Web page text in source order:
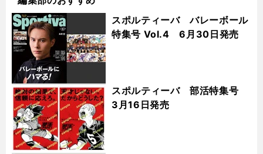
スポルティーバ バレーボール
特集号 Vol.4 6月30日発売
スポルティーバ 部活特集号
3月16日発売